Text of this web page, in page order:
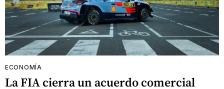
ECONOMÍA
La FIA cierra un acuerdo comercial